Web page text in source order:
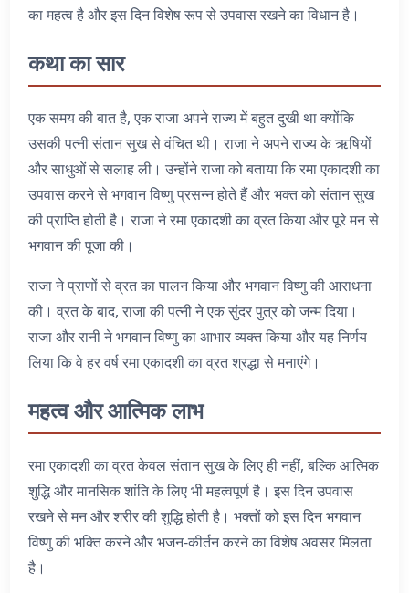
का महत्व है और इस दिन विशेष रूप से उपवास रखने का विधान है।
कथा का सार
एक समय की बात है, एक राजा अपने राज्य में बहुत दुखी था क्योंकि
उसकी पत्नी संतान सुख से वंचित थी। राजा ने अपने राज्य के ऋषियों
और साधुओं से सलाह ली। उन्होंने राजा को बताया कि रमा एकादशी का
उपवास करने से भगवान विष्णु प्रसन्न होते हैं और भक्त को संतान सुख
की प्राप्ति होती है। राजा ने रमा एकादशी का व्रत किया और पूरे मन से
भगवान की पूजा की।
राजा ने प्राणों से व्रत का पालन किया और भगवान विष्णु की आराधना
की। व्रत के बाद, राजा की पत्नी ने एक सुंदर पुत्र को जन्म दिया।
राजा और रानी ने भगवान विष्णु का आभार व्यक्त किया और यह निर्णय
लिया कि वे हर वर्ष रमा एकादशी का व्रत श्रद्धा से मनाएंगे।
महत्व और आत्मिक लाभ
रमा एकादशी का व्रत केवल संतान सुख के लिए ही नहीं, बल्कि आत्मिक
शुद्धि और मानसिक शांति के लिए भी महत्वपूर्ण है। इस दिन उपवास
रखने से मन और शरीर की शुद्धि होती है। भक्तों को इस दिन भगवान
विष्णु की भक्ति करने और भजन-कीर्तन करने का विशेष अवसर मिलता
है।